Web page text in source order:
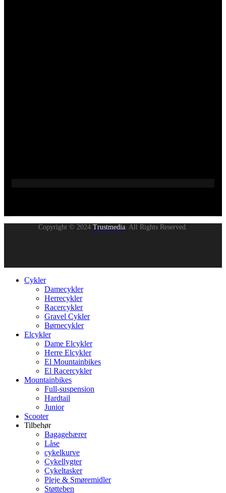
Copyright © 2024 Trustmedia . All Rights Reserved.
Cykler
Damecykler
Herrecykler
Racercykler
Gravel Cykler
Børnecykler
Elcykler
Dame Elcykler
Herre Elcykler
El Mountainbikes
El Racercykler
Mountainbikes
Full-suspension
Hardtail
Junior
Scooter
Tilbehør
Bagagebærer
Låse
cykelkurve
Cykellygter
Cykeltasker
Pleje & Smøremidler
Støtteben